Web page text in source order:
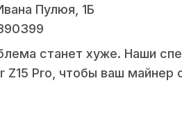
Пулюя, 1Б
станет хуже. Наши
Z15 Pro, чтобы ваш